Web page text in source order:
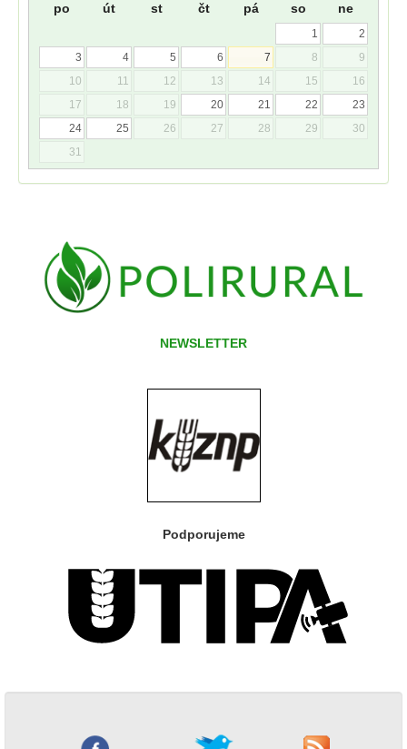
po út st čt pá so ne
1
2
3
4 5 6 7 8
9
10
11 12 13 14 15
16
17
18 19 20 21 22
23
24
25 26 27 28 29
30
31
NEWSLETTER
Podporujeme